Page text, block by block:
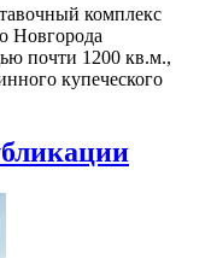
комплекс
Новгорода
почти 1200 кв.м.,
купеческого